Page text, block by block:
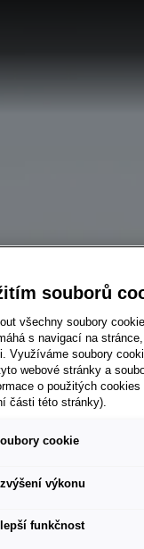
souborů
všechny soubory
s navigací na
Využíváme soubory
webové stránky a
o použitých
části této stránky).
cookie
výkonu
funkčnost